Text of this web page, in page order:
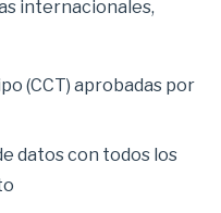
internacionales,
(CCT) aprobadas por
datos con todos los